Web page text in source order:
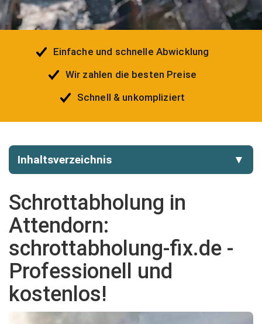
Einfache und schnelle Abwicklung
Wir zahlen die besten Preise
Schnell & unkompliziert
Inhaltsverzeichnis ▼
Schrottabholung in
Attendorn:
schrottabholung-fix.de -
Professionell und
kostenlos!